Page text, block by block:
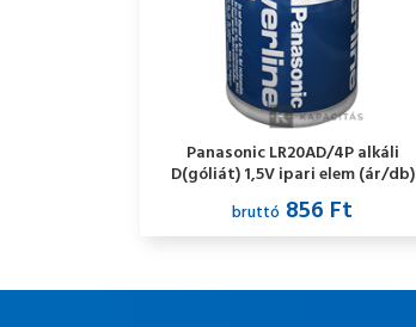
Panasonic LR20AD/4P alkáli
D(góliát) 1,5V ipari elem (ár/db)
bruttó 856 Ft